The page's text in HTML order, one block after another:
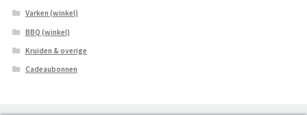
Varken (winkel)
BBQ (winkel)
Kruiden & overige
Cadeaubonnen